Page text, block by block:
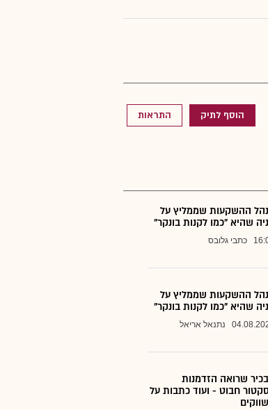
הוסף לתיק התראות
ההשקעות שממליץ על
שהיא "כמו לקנות בונקר"
כתבי גלובס
ההשקעות שממליץ על
שהיא "כמו לקנות בונקר"
נתנאל אריאל
שרואה הזדמנות
חבוט - ועוד כתבות על